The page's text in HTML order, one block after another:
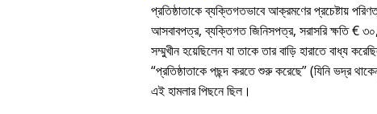
প্রতিষ্ঠাতাকে ব্যক্তিগতভাবে আক্রমণের প্রচেষ্টায়
আসবাবপত্র, ব্যক্তিগত জিনিসপত্র, সরাসরি ক্ষতি €
সম্মুখীন হয়েছিলেন যা তাকে তার বাড়ি হারাতে বাধ্য
প্রতিষ্ঠাতাকে পছন্দ করতে শুরু করেছে (যিনি ভদ্র
এই হামলার পিছনে ছিল।